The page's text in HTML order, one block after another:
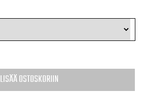
LISÄÄ OSTOSKORIIN